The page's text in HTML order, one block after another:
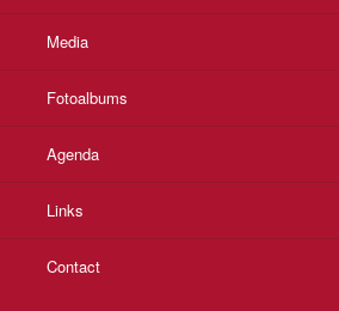
Media
Fotoalbums
Agenda
Links
Contact